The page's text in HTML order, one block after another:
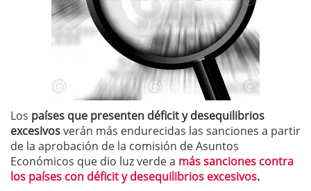
Los países que presenten déficit y desequilibrios
excesivosverán más endurecidas las sanciones a partir
de la aprobación de la comisión de Asuntos
Económicos que dio luz verde a más sanciones contra
los países con déficit y desequilibrios excesivos.